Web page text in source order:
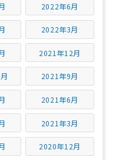
2022年6月
2022年3月
2021年12月
2021年9月
2021年6月
2021年3月
2020年12月